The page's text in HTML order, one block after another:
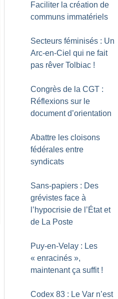
Faciliter la création de
communs immatériels
Secteurs féminisés : Un
Arc-en-Ciel qui ne fait
pas rêver Tolbiac !
Congrès de la CGT :
Réflexions sur le
document d’orientation
Abattre les cloisons
fédérales entre
syndicats
Sans-papiers : Des
grévistes face à
l’hypocrisie de l’État et
de La Poste
Puy-en-Velay : Les
« enracinés »,
maintenant ça suffit !
Codex 83 : Le Var n’est